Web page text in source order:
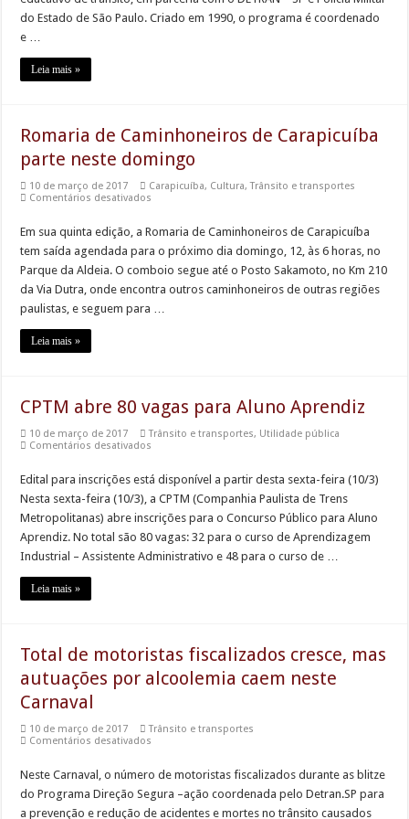
Programa
Clube
do Estado de São Paulo. Criado em 1990, o programa é coordenado
e …
Leia mais »
Romaria de Caminhoneiros de Carapicuíba
parte neste domingo
10 de março de 2017 Carapicuíba, Cultura,Trânsito e transportes
Comentários desativados
Caminhoneiros
Carapicuíba
parte
domingo
Em sua quinta edição, a Romaria de Caminhoneiros de Carapicuíba
tem saída agendada para o próximo dia domingo, 12, às 6 horas, no
Parque da Aldeia. O comboio segue até o Posto Sakamoto, no Km 210
da Via Dutra, onde encontra outros caminhoneiros de outras regiões
paulistas, e seguem para …
Leia mais »
CPTM abre 80 vagas para Aluno Aprendiz
10 de março de 2017 Trânsito e transportes, Utilidade pública
Comentários desativados
80
vagas
para
Aluno
Aprendiz
Edital para inscrições está disponível a partir desta sexta-feira (10/3)
Nesta sexta-feira (10/3), a CPTM (Companhia Paulista de Trens
Metropolitanas) abre inscrições para o Concurso Público para Aluno
Aprendiz. No total são 80 vagas: 32 para o curso de Aprendizagem
Industrial – Assistente Administrativo e 48 para o curso de …
Leia mais »
Total de motoristas fiscalizados cresce, mas
autuações por alcoolemia caem neste
Carnaval
10 de março de 2017
Trânsito e transportes
Comentários desativados
motoristas
fiscalizados
cresce,
mas
Neste Carnaval, o número de motoristas fiscalizados durante as blitze
do Programa Direção Segura –ação coordenada pelo Detran.SP para
a prevenção e redução de acidentes e mortes no trânsito causados